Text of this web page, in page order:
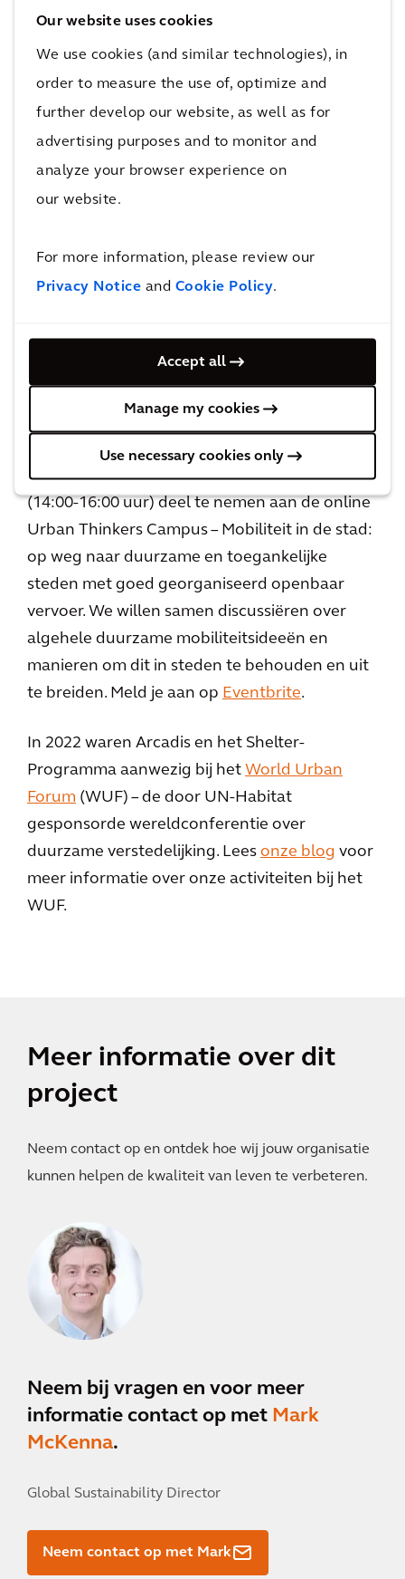
Our website uses cookies
We use cookies (and similar technologies), in
order to measure the use of, optimize and
further develop our website, as well as for
advertising purposes and to monitor and
analyze your browser experience on
our website.
For more information, please review our
Privacy Notice and Cookie Policy.
Accept all
Manage my cookies
Use necessary cookies only
gebied van steden en klimaatverandering en
initieert een zinvolle dialoog over hoe steden
deze uitdaging aangaan.
Shelter-workshops en evenementen
verschillende Shelter-workshops. Hieronder
ook een aantal interne workshops om onze
programma en de samenwerking met UN
Habitat. Ook sturen we experts om deel te
nemen aan Urban Thinkers Campuses, een
initiatief dat onderdeel uitmaakt van de World
Urban Campaign van UN-Habitat. Wij nodigen
je uit om op woensdag 6 september 2022
(14:00-16:00 uur) deel te nemen aan de online
Urban Thinkers Campus – Mobiliteit in de stad:
op weg naar duurzame en toegankelijke
steden met goed georganiseerd openbaar
vervoer. We willen samen discussiëren over
algehele duurzame mobiliteitsideeën en
manieren om dit in steden te behouden en uit
te breiden. Meld je aan op Eventbrite.
In 2022 waren Arcadis en het Shelter-
Programma aanwezig bij het World Urban
Forum (WUF) – de door UN-Habitat
gesponsorde wereldconferentie over
duurzame verstedelijking. Lees onze blog voor
meer informatie over onze activiteiten bij het
WUF.
Meer informatie over dit
project
Neem contact op en ontdek hoe wij jouw organisatie
kunnen helpen de kwaliteit van leven te verbeteren.
Neem bij vragen en voor meer
informatie contact op met Mark
McKenna.
Global Sustainability Director
Neem contact op met Mark